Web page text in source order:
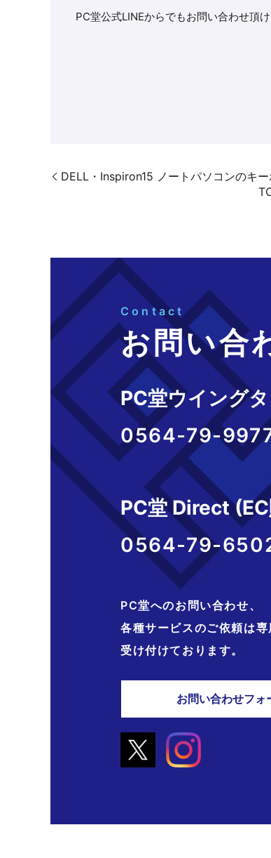
PC堂公式LINEからでもお問い合わせ頂
DELL・Inspiron15 ノートパソコンのキ
Contact
お問い合
PC堂ウイング
0564-79-
PC堂 Direct
0564-79-
PC堂へのお問い合わせ、
各種サービスのご依頼は
受け付けております。
お問い合わせフォ